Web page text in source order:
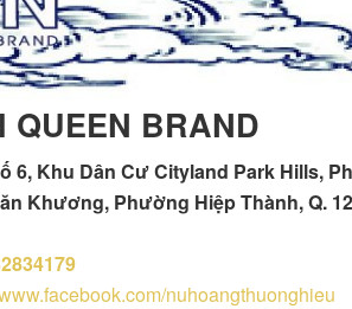
QUEEN BRAND
6, Khu Dân Cư Cityland Park Hills,
Khương, Phường Hiệp Thành, Q.
nuhoangthuonghieu